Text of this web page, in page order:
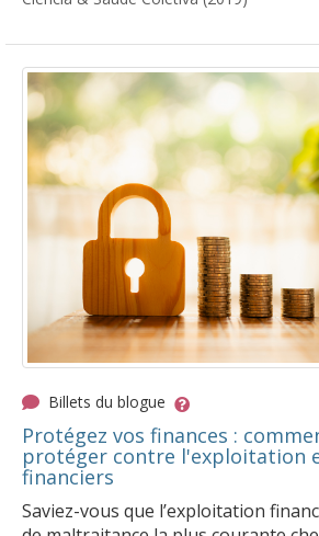
Billets du blogue
Protégez vos finances :
protéger contre l'exploitation
financiers
Saviez-vous que l’exploitation